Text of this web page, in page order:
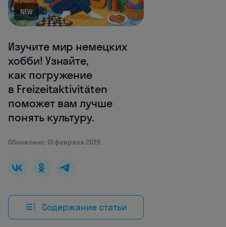
NEW
Изучите мир немецких
хобби! Узнайте,
как погружение
в Freizeitaktivitäten
поможет вам лучше
понять культуру.
Обновлено: 13 февраля 2026
Содержание статьи